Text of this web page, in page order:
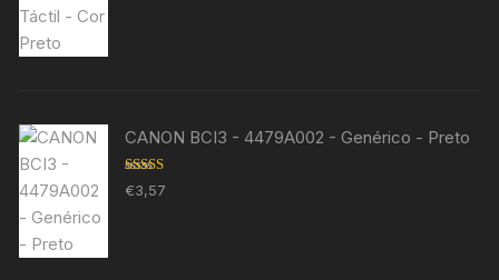
CANON BCI3 - 4479A002 - Genérico - Preto
Avaliação
5.00de 5
€3,57